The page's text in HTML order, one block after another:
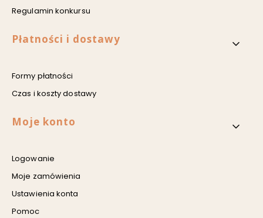
Regulamin konkursu
Płatności i dostawy
Formy płatności
Czas i koszty dostawy
Moje konto
Logowanie
Moje zamówienia
Ustawienia konta
Pomoc